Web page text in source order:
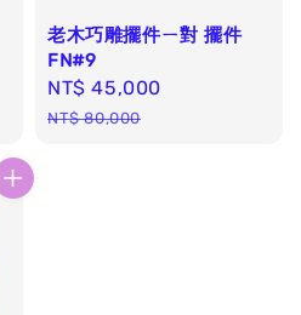
老木巧雕擺件ㄧ對 擺件
FN#9
Sale
price
NT$ 45,000
NT$ 80,000